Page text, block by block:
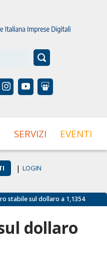
SERVIZI EVENTI
| LOGIN
stabile sul dollaro a 1,1354
dollaro